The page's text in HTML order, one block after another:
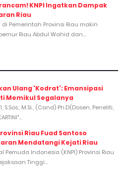
KNPI Ingatkan Dampak
Riau
Pemerintah Provinsi Riau makin
Riau Abdul Wahid dan...
Ulang 'Kodrat': Emansipasi
Memikul Segalanya
S.Sos., M.Si., (Cand) Ph.D(Dosen, Peneliti,
Riau Fuad Santoso
Mendatangi Kejati Riau
Pemuda Indonesia (KNPI) Provinsi Riau
Tinggi...